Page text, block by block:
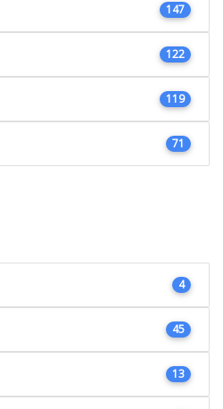
147
122
119
71
4
45
13